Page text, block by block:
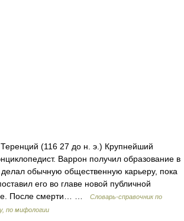
(116 27 до н. э.) Крупнейший
Варрон получил образование в
обычную общественную карьеру, пока
его во главе новой публичной
После смерти… …
Cловарь-справочник по
по мифологии